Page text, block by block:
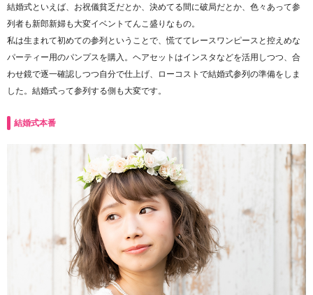
結婚式といえば、お祝儀貧乏だとか、決めてる間に破局だとか、色々あって参
列者も新郎新婦も大変イベントてんこ盛りなもの。
私は生まれて初めての参列ということで、慌ててレースワンピースと控えめな
パーティー用のパンプスを購入。ヘアセットはインスタなどを活用しつつ、合
わせ鏡で逐一確認しつつ自分で仕上げ、ローコストで結婚式参列の準備をしま
した。結婚式って参列する側も大変です。
結婚式本番